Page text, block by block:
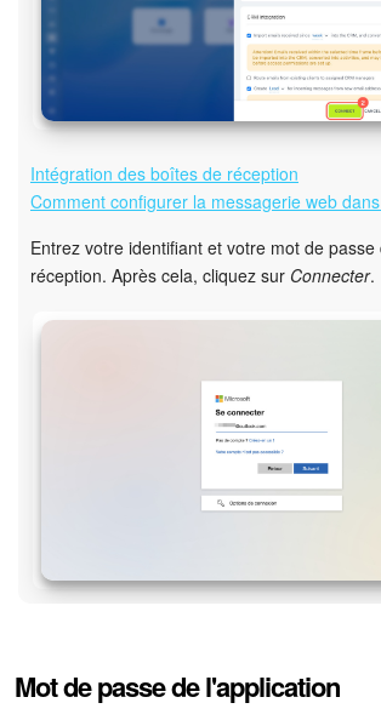
Intégration des boîtes de réception
Comment configurer la messagerie web
Entrez votre identifiant et votre mot de
réception. Après cela, cliquez sur Connecter.
Mot de passe de l'application